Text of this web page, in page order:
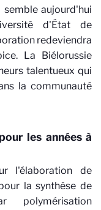
semble aujourd'hui
d'État de
redeviendra
La Biélorussie
talentueux qui
la communauté
les années à
l'élaboration de
la synthèse de
polymérisation